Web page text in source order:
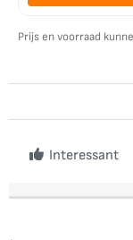
Prijs en voorraad
Interessant